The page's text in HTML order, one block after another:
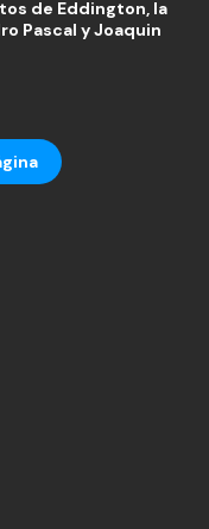
de Eddington, la
Pascal y Joaquin